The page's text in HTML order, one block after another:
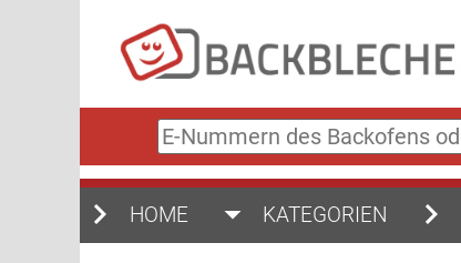
E-
Nummern
des
oder
HOME KATEGORIEN